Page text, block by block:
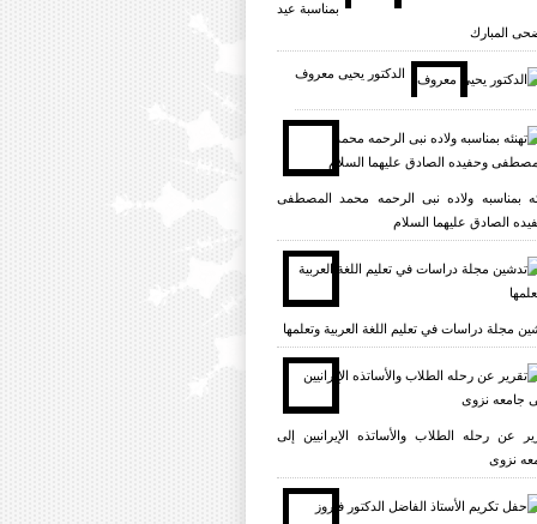
بمناسبة عيد
المبارك
الدکتور یحیی معروف
بمناسبه ولاده نبی الرحمه محمد المصطفی
الصادق علیهما السلام
مجلة دراسات في تعليم اللغة العربية وتعلمها
عن رحله الطلاب والأساتذه الإیرانیین إلی
نزوی